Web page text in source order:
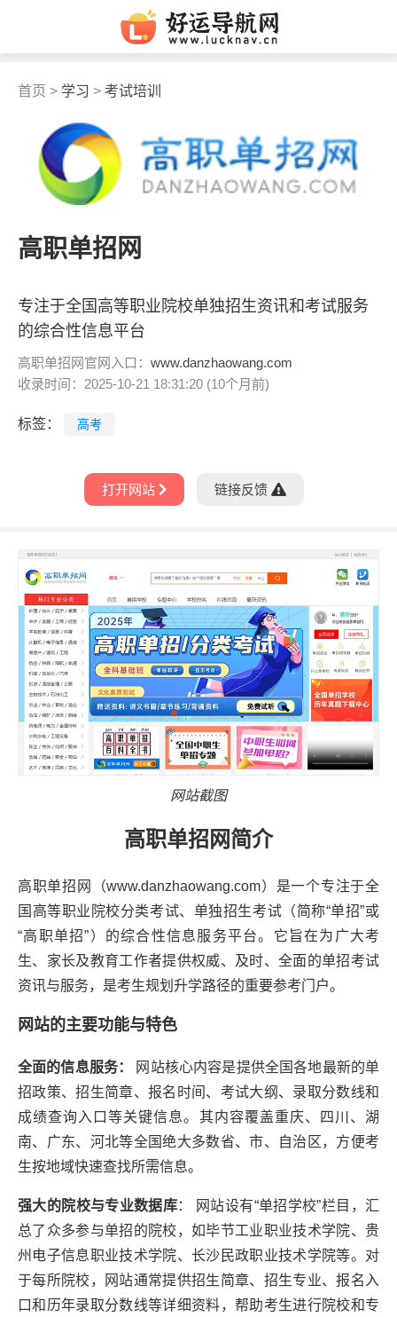
首页 > 学习 > 考试培训
高职单招网
专注于全国高等职业院校单独招生资讯和考试服务
的综合性信息平台
高职单招网官网入口： www.danzhaowang.com
收录时间：2025-10-21 18:31:20 (10个月前)
标签： 高考
打开网站 链接反馈
网站截图
高职单招网简介
高职单招网（www.danzhaowang.com）是一个专注于全
国高等职业院校分类考试、单独招生考试（简称“单招”或
“高职单招”）的综合性信息服务平台。它旨在为广大考
生、家长及教育工作者提供权威、及时、全面的单招考试
资讯与服务，是考生规划升学路径的重要参考门户。
网站的主要功能与特色
全面的信息服务：
网站核心内容是提供全国各地最新的单
招政策、招生简章、报名时间、考试大纲、录取分数线和
成绩查询入口等关键信息。其内容覆盖重庆、四川、湖
南、广东、河北等全国绝大多数省、市、自治区，方便考
生按地域快速查找所需信息。
强大的院校与专业数据库： 网站设有“单招学校”栏目，汇
总了众多参与单招的院校，如毕节工业职业技术学院、贵
州电子信息职业技术学院、长沙民政职业技术学院等。对
于每所院校，网站通常提供招生简章、招生专业、报名入
口和历年录取分数线等详细资料，帮助考生进行院校和专